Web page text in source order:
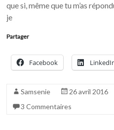
que si, même que tu m’as
je
Partager
Facebook
Samsenie 26 avril 2016
3 Commentaires